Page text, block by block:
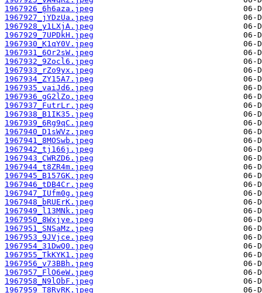
1967926_6h6aza.jpeg
1967927_jYDzUa.jpeg
1967928_y1LXjA.jpeg
1967929_7UPDkH.jpeg
1967930_K1qY0V.jpeg
1967931_6Or2sW.jpeg
1967932_9Zocl6.jpeg
1967933_rZo9yx.jpeg
1967934_ZY15A7.jpeg
1967935_vaiJd6.jpeg
1967936_gG2lZo.jpeg
1967937_FutrLr.jpeg
1967938_B1IK35.jpeg
1967939_6Rg9qC.jpeg
1967940_D1sWVz.jpeg
1967941_8MOSwb.jpeg
1967942_tj166j.jpeg
1967943_CWRZD6.jpeg
1967944_t8ZR4m.jpeg
1967945_B157GK.jpeg
1967946_tDB4Cr.jpeg
1967947_IUfm0g.jpeg
1967948_bRUErK.jpeg
1967949_l13MNk.jpeg
1967950_8Wxjye.jpeg
1967951_SNSaMz.jpeg
1967953_9JVjce.jpeg
1967954_31DwQ0.jpeg
1967955_TkKYK1.jpeg
1967956_v73BBh.jpeg
1967957_FlO6eW.jpeg
1967958_N9lObF.jpeg
1967959_T8RvRK.jpeg